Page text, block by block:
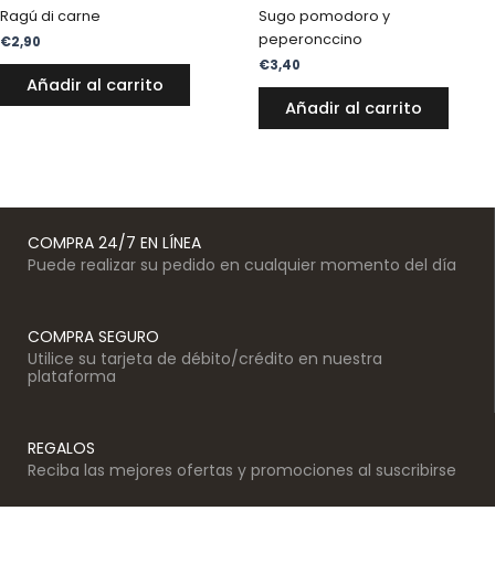
Ragú di carne
€2,90
Añadir al carrito
Sugo pomodoro y
peperonccino
€3,40
Añadir al carrito
COMPRA 24/7 EN LÍNEA
Puede realizar su pedido en cualquier momento del día
COMPRA SEGURO
Utilice su tarjeta de débito/crédito en nuestra
plataforma
REGALOS
Reciba las mejores ofertas y promociones al suscribirse